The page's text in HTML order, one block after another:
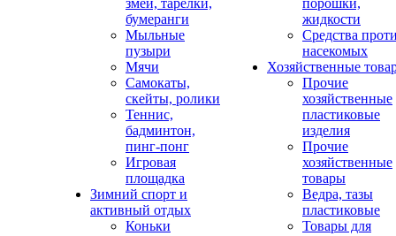
змеи, тарелки,
бумеранги
Мыльные
пузыри
Мячи
Самокаты,
скейты, ролики
Теннис,
бадминтон,
пинг-понг
Игровая
площадка
Зимний спорт и
активный отдых
Коньки
порошки,
жидкости
Средства
насекомых
Хозяйственные
Прочие
хозяйственные
пластиковые
изделия
Прочие
хозяйственные
товары
Ведра, тазы
пластиковые
Товары для